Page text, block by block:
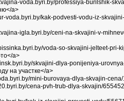
voda.byri.by/professiya-burilshik-
a>
voda.byri.by/kak-podvesti-vodu-iz-
igla.byri.by/ceni-na-skvajini-v-
voda-so-skvajini-jelteet-pri-
a>
skvajini-dlya-ponijeniya-
на участке</a>
mini-burovaya-dlya-skvajin-
cena-pvh-trub-dlya-skvajin/